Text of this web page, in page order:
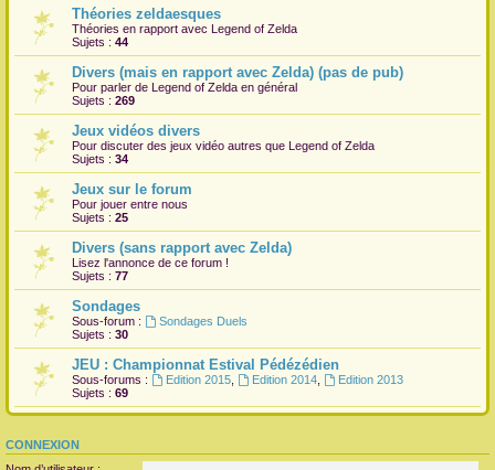
Théories zeldaesques
Théories en rapport avec Legend of Zelda
Sujets : 44
Divers (mais en rapport avec Zelda) (pas de pub)
Pour parler de Legend of Zelda en général
Sujets : 269
Jeux vidéos divers
Pour discuter des jeux vidéo autres que Legend of Zelda
Sujets : 34
Jeux sur le forum
Pour jouer entre nous
Sujets : 25
Divers (sans rapport avec Zelda)
Lisez l'annonce de ce forum !
Sujets : 77
Sondages
Sous-forum :
Sondages Duels
Sujets : 30
JEU : Championnat Estival Pédézédien
Sous-forums : Edition 2015, Edition 2014,
Edition 2013
Sujets : 69
CONNEXION